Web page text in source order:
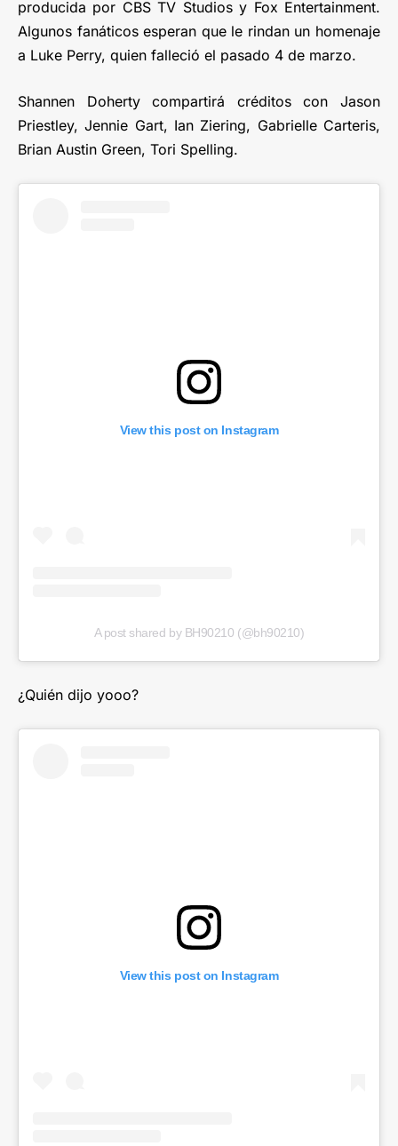
producida por CBS TV Studios y Fox Entertainment.
Algunos fanáticos esperan que le rindan un homenaje
a Luke Perry, quien falleció el pasado 4 de marzo.
Shannen Doherty compartirá créditos con Jason
Priestley, Jennie Gart, Ian Ziering, Gabrielle Carteris,
Brian Austin Green, Tori Spelling.
View this post on Instagram
A post shared by BH90210 (@bh90210)
¿Quién dijo yooo?
View this post on Instagram